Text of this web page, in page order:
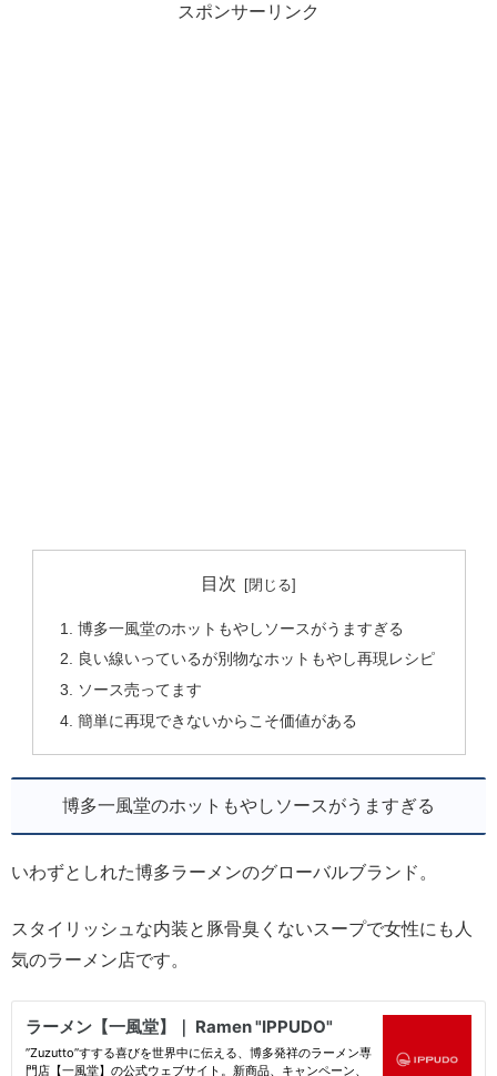
スポンサーリンク
目次
博多一風堂のホットもやしソースがうますぎる
良い線いっているが別物なホットもやし再現レシピ
ソース売ってます
簡単に再現できないからこそ価値がある
博多一風堂のホットもやしソースがうますぎる
いわずとしれた博多ラーメンのグローバルブランド。
スタイリッシュな内装と豚骨臭くないスープで女性にも人
気のラーメン店です。